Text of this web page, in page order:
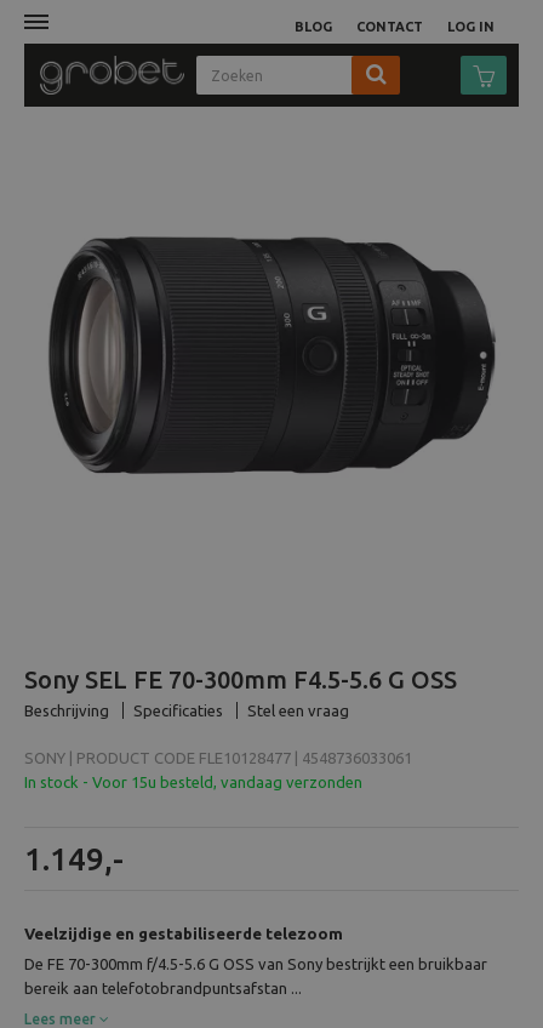
LOG IN
BLOG CONTACT
Objectieven
Video
Tassen
Statieven
Analoog
Huren
Sony SEL FE 70-300mm F4.5-5.6 G OSS
Beschrijving Specificaties Stel een vraag
SONY | PRODUCT CODE FLE10128477 | 4548736033061
In stock - Voor 15u besteld, vandaag verzonden
1.149,-
Veelzijdige en gestabiliseerde telezoom
De FE 70-300mm f/4.5-5.6 G OSS van Sony bestrijkt een bruikbaar
bereik aan telefotobrandpuntsafstan ...
Lees meer